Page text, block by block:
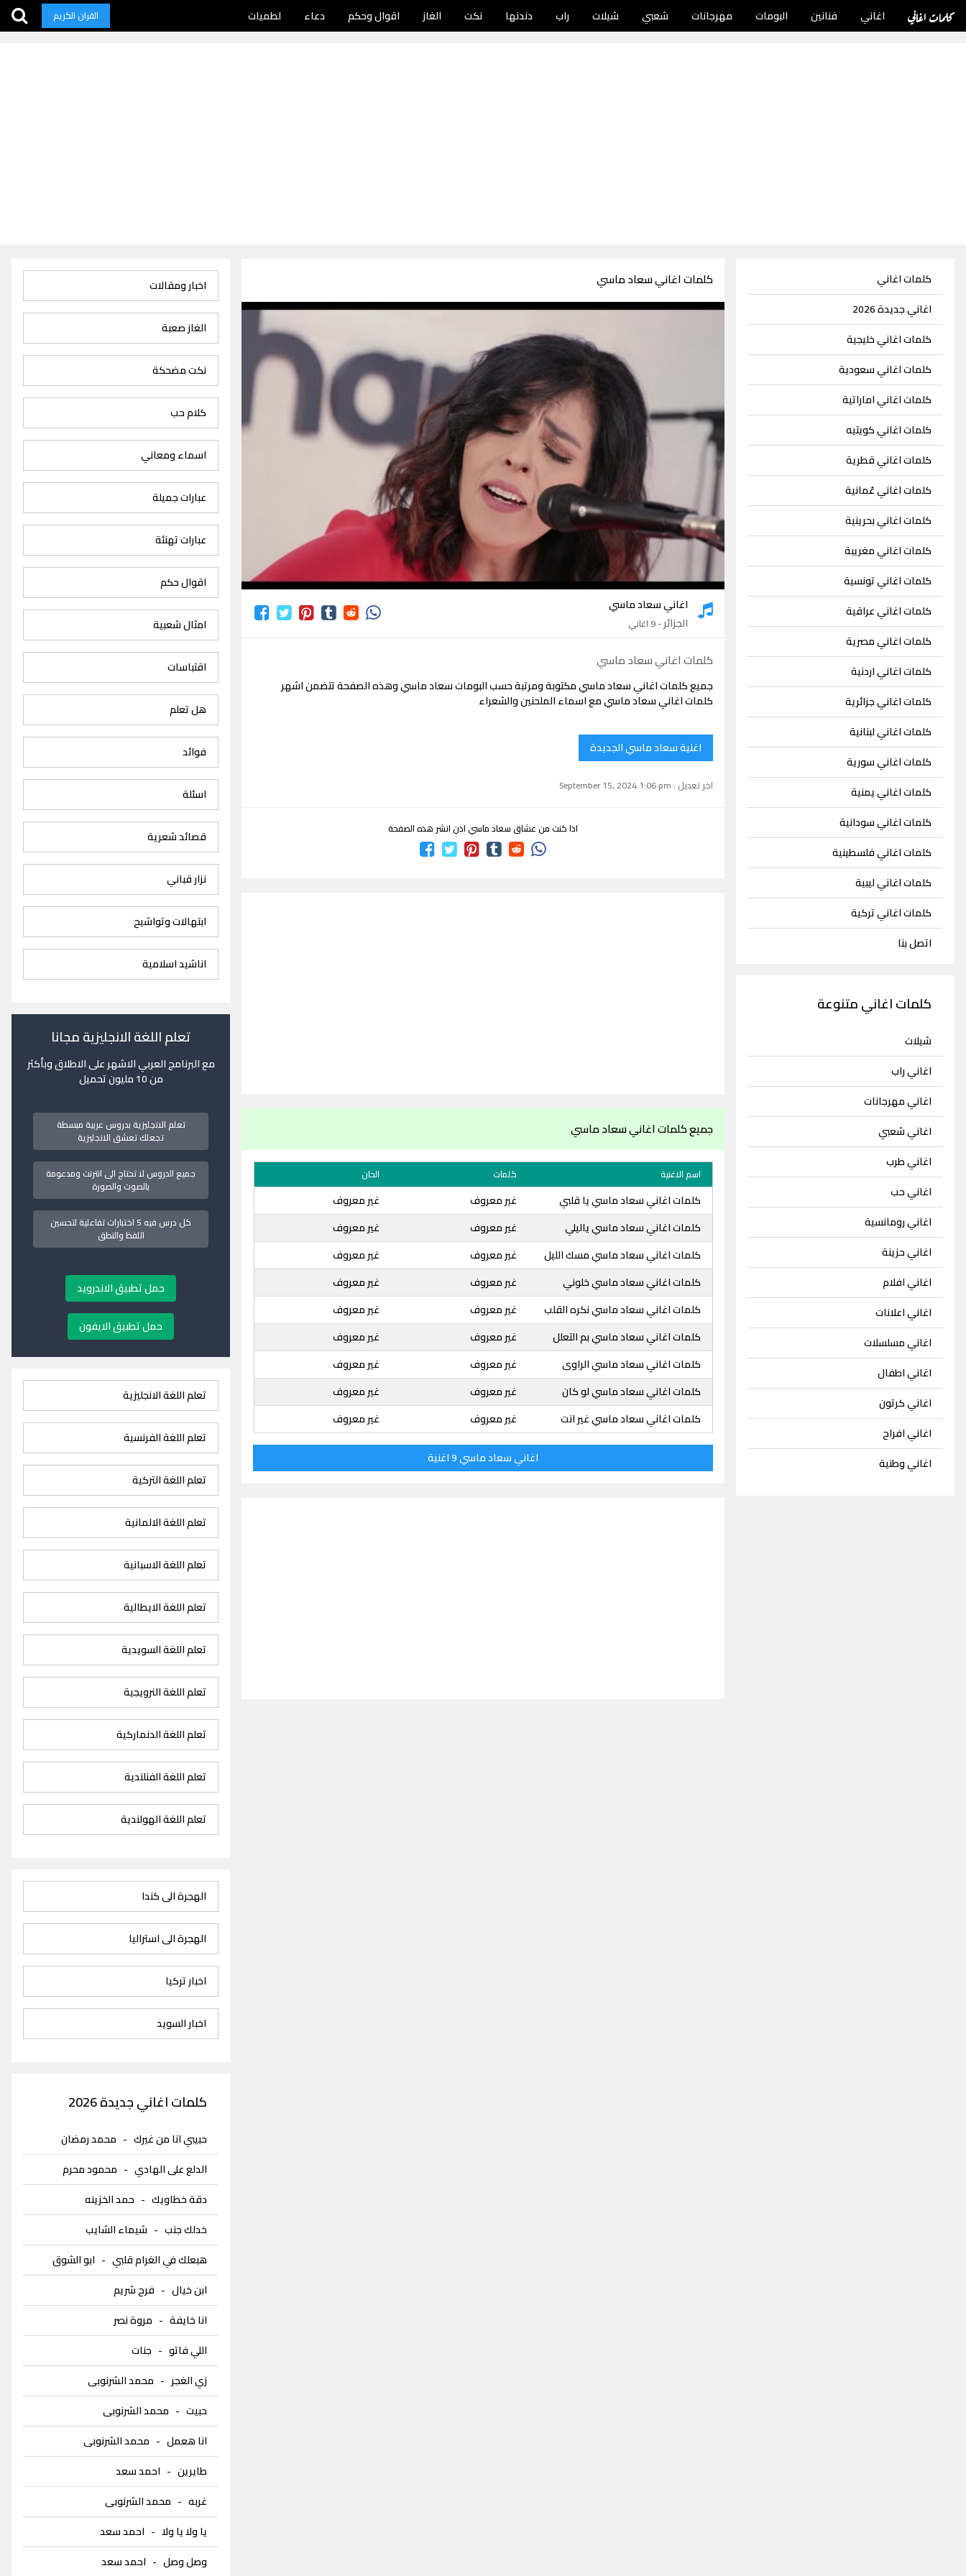
كلمات اغاني اغاني فنانين البومات مهرجانات شعبي شيلات راب دندنها نكت الغاز اقوال وحكم دعاء لطميات القران الكريم
كلمات اغاني
اغاني جديدة 2026
كلمات اغاني خليجية
كلمات اغاني سعودية
كلمات اغاني اماراتية
كلمات اغاني كويتيه
كلمات اغاني قطرية
كلمات اغاني عُمانية
كلمات اغاني بحرينية
كلمات اغاني مغريبة
كلمات اغاني تونسية
كلمات اغاني عراقية
كلمات اغاني مصرية
كلمات اغاني اردنية
كلمات اغاني جزائرية
كلمات اغاني لبنانية
كلمات اغاني سورية
كلمات اغاني يمنية
كلمات اغاني سودانية
كلمات اغاني فلسطينية
كلمات اغاني ليبية
كلمات اغاني تركية
اتصل بنا
كلمات اغاني متنوعة
شيلات
اغاني راب
اغاني مهرجانات
اغاني شعبي
اغاني طرب
اغاني حب
اغاني رومانسية
اغاني حزينة
اغاني افلام
اغاني اعلانات
اغاني مسلسلات
اغاني اطفال
اغاني كرتون
اغاني افراح
اغاني وطنية
كلمات اغاني سعاد ماسي
كلمات اغاني سعاد ماسي
اغاني سعاد ماسي
الجزائر- 9 اغاني
كلمات اغاني سعاد ماسي
جميع كلمات اغاني سعاد ماسي مكتوبة ومرتبة حسب البومات سعاد ماسي وهذه الصفحة تتضمن اشهر
كلمات اغاني سعاد ماسي مع اسماء الملحنين والشعراء
اغنية سعاد ماسي الجديدة
اخر تعديل : September 15, 2024 1:06 pm
اذا كنت من عشاق سعاد ماسي اذن انشر هذه الصفحة
جميع كلمات اغاني سعاد ماسي
اسم الاغنية كلمات الحان
كلمات اغاني سعاد ماسي يا قلبي غير معروف
غير معروف
كلمات اغاني سعاد ماسي ياليلي
غير معروف
غير معروف
كلمات اغاني سعاد ماسي مسك الليل
غير معروف
غير معروف
كلمات اغاني سعاد ماسي خلوني
غير معروف
غير معروف
كلمات اغاني سعاد ماسي نكره القلب
غير معروف
غير معروف
كلمات اغاني سعاد ماسي بم التعلل
غير معروف
غير معروف
كلمات اغاني سعاد ماسي الراوى
غير معروف
غير معروف
كلمات اغاني سعاد ماسي لو كان
غير معروف
غير معروف
كلمات اغاني سعاد ماسي غير انت
غير معروف غير معروف
اغاني سعاد ماسي 9 اغنية
اخبار ومقالات
الغاز صعبة
نكت مضحكة
كلام حب
اسماء ومعاني
عبارات جميلة
عبارات تهنئة
اقوال حكم
امثال شعبية
اقتباسات
هل تعلم
فوائد
اسئلة
قصائد شعرية
نزار قباني
ابتهالات وتواشيح
اناشيد اسلامية
تعلم اللغة الانجليزية مجانا
مع البرنامج العربي الاشهر على الاطلاق وبأكثر
من 10 مليون تحميل
تعلم الانجليزية بدروس عربية مبسطة
تجعلك تعشق الانجليزية
جميع الدروس لا تحتاج الى انترنت ومدعومة
بالصوت والصورة
كل درس فيه 5 اختبارات تفاعلية لتحسين
اللفظ والنطق
حمل تطبيق الاندرويد
حمل تطبيق الايفون
تعلم اللغة الانجليزية
تعلم اللغة الفرنسية
تعلم اللغة التركية
تعلم اللغة الالمانية
تعلم اللغة الاسبانية
تعلم اللغة الايطالية
تعلم اللغة السويدية
تعلم اللغة النرويجية
تعلم اللغة الدنماركية
تعلم اللغة الفنلندية
تعلم اللغة الهولندية
الهجرة الى كندا
الهجرة الى استراليا
اخبار تركيا
اخبار السويد
كلمات اغاني جديدة 2026
حبيبي انا من غيرك- محمد رمضان
الدلع على الهادي- محمود محرم
دقة خطاويك- حمد الخزينه
خدلك جنب- شيماء الشايب
هبعلك في الغرام قلبي- ابو الشوق
ابن خيال- فرح شريم
انا خايفة- مروة نصر
اللي فاتو- جنات
زي الغجر - محمد الشرنوبى
حبيت- محمد الشرنوبى
انا هعمل- محمد الشرنوبى
طايرين- احمد سعد
غربه- محمد الشرنوبى
يا ولا يا ولا- احمد سعد
وصل وصل- احمد سعد